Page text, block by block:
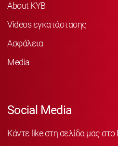
About KYB
Videos εγκατάστασης
Ασφάλεια
Media
Social Media
Κάντε like στη σελίδα μας